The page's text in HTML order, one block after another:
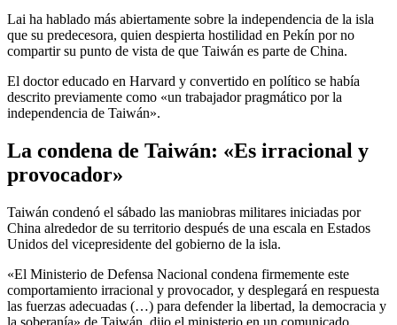
Lai ha hablado más abiertamente sobre la independencia de la isla
que su predecesora, quien despierta hostilidad en Pekín por no
compartir su punto de vista de que Taiwán es parte de China.
El doctor educado en Harvard y convertido en político se había
descrito previamente como «un trabajador pragmático por la
independencia de Taiwán».
La condena de Taiwán: «Es irracional y
provocador»
Taiwán condenó el sábado las maniobras militares iniciadas por
China alrededor de su territorio después de una escala en Estados
Unidos del vicepresidente del gobierno de la isla.
«El Ministerio de Defensa Nacional condena firmemente este
comportamiento irracional y provocador, y desplegará en respuesta
las fuerzas adecuadas (…) para defender la libertad, la democracia y
la soberanía» de Taiwán, dijo el ministerio en un comunicado.